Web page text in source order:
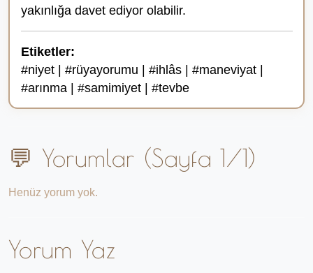
yakınlığa davet ediyor olabilir.
Etiketler:
#niyet | #rüyayorumu | #ihlâs | #maneviyat |
#arınma | #samimiyet | #tevbe
💬 Yorumlar (Sayfa 1/1)
Henüz yorum yok.
Yorum Yaz